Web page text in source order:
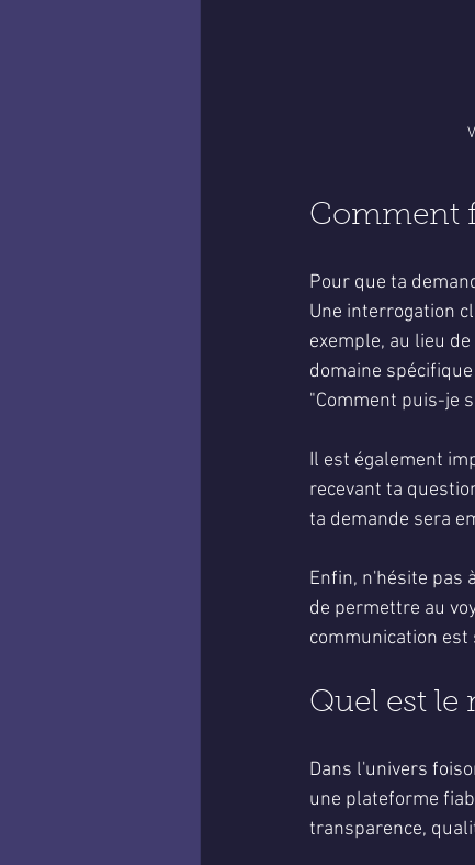
Comment
Pour que ta
Une interrogation
exemple, au lieu
domaine
"Comment puis-je
Il est également
recevant ta
ta demande sera
Enfin, n'hésite pas
de permettre au
communication
Quel est le
Dans l'univers
une plateforme
transparence,